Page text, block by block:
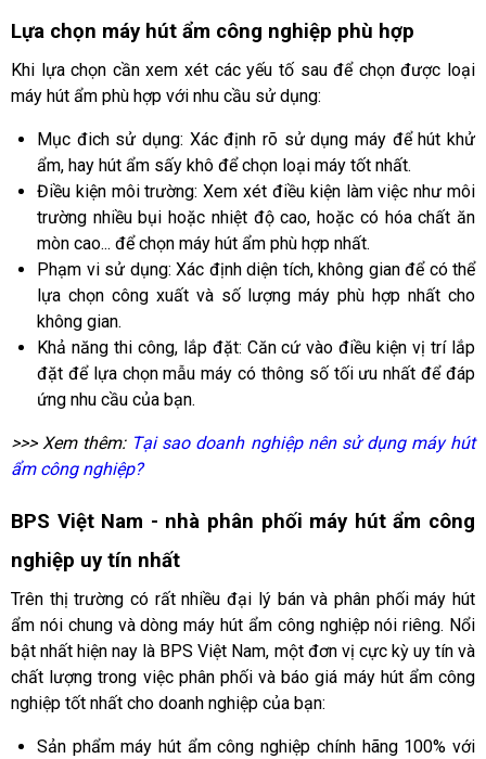
Lựa chọn máy hút ẩm công nghiệp phù hợp
Khi lựa chọn cần xem xét các yếu tố sau để chọn được loại
máy hút ẩm phù hợp với nhu cầu sử dụng:
Mục đich sử dụng: Xác định rõ sử dụng máy để hút khử
ẩm, hay hút ẩm sấy khô để chọn loại máy tốt nhất.
Điều kiện môi trường: Xem xét điều kiện làm việc như môi
trường nhiều bụi hoặc nhiệt độ cao, hoặc có hóa chất ăn
mòn cao... để chọn máy hút ẩm phù hợp nhất.
Phạm vi sử dụng: Xác định diện tích, không gian để có thể
lựa chọn công xuất và số lượng máy phù hợp nhất cho
không gian.
Khả năng thi công, lắp đặt: Căn cứ vào điều kiện vị trí lắp
đặt để lựa chọn mẫu máy có thông số tối ưu nhất để đáp
ứng nhu cầu của bạn.
>>> Xem thêm: Tại sao doanh nghiệp nên sử dụng máy hút
ẩm công nghiệp?
BPS Việt Nam - nhà phân phối máy hút ẩm công
nghiệp uy tín nhất
Trên thị trường có rất nhiều đại lý bán và phân phối máy hút
ẩm nói chung và dòng máy hút ẩm công nghiệp nói riêng. Nổi
bật nhất hiện nay là BPS Việt Nam, một đơn vị cực kỳ uy tín và
chất lượng trong việc phân phối và báo giá máy hút ẩm công
nghiệp tốt nhất cho doanh nghiệp của bạn:
Sản phẩm máy hút ẩm công nghiệp chính hãng 100% với